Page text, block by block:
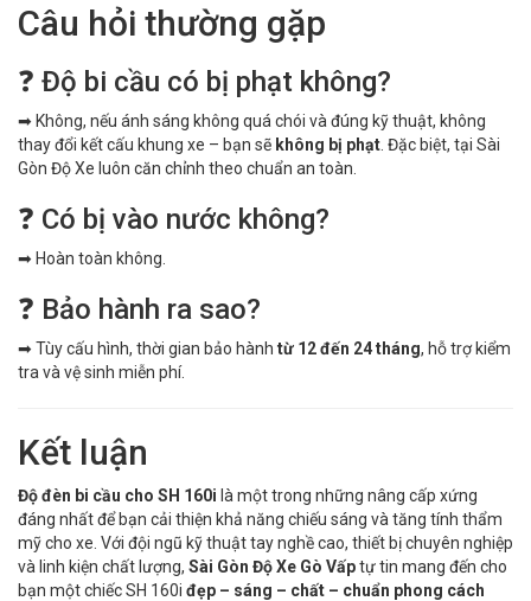
Câu hỏi thường gặp
❓ Độ bi cầu có bị phạt không?
➡ Không, nếu ánh sáng không quá chói và đúng kỹ thuật, không
thay đổi kết cấu khung xe – bạn sẽ không bị phạt . Đặc biệt, tại Sài
Gòn Độ Xe luôn căn chỉnh theo chuẩn an toàn.
❓ Có bị vào nước không?
➡ Hoàn toàn không.
❓ Bảo hành ra sao?
➡ Tùy cấu hình, thời gian bảo hành từ 12 đến 24 tháng, hỗ trợ kiểm
tra và vệ sinh miễn phí.
Kết luận
Độ đèn bi cầu cho SH 160i là một trong những nâng cấp xứng
đáng nhất để bạn cải thiện khả năng chiếu sáng và tăng tính thẩm
mỹ cho xe. Với đội ngũ kỹ thuật tay nghề cao, thiết bị chuyên nghiệp
và linh kiện chất lượng, Sài Gòn Độ Xe Gò Vấptự tin mang đến cho
bạn một chiếc SH 160i đẹp – sáng – chất – chuẩn phong cách